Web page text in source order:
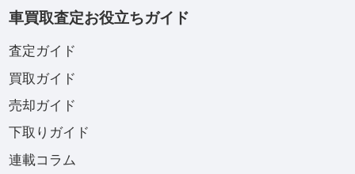
車買取査定お役立ちガイド
査定ガイド
買取ガイド
売却ガイド
下取りガイド
連載コラム